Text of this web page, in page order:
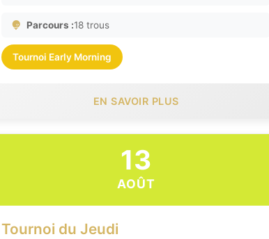
Parcours :18 trous
Tournoi Early Morning
EN SAVOIR PLUS
13
AOÛT
Tournoi du Jeudi